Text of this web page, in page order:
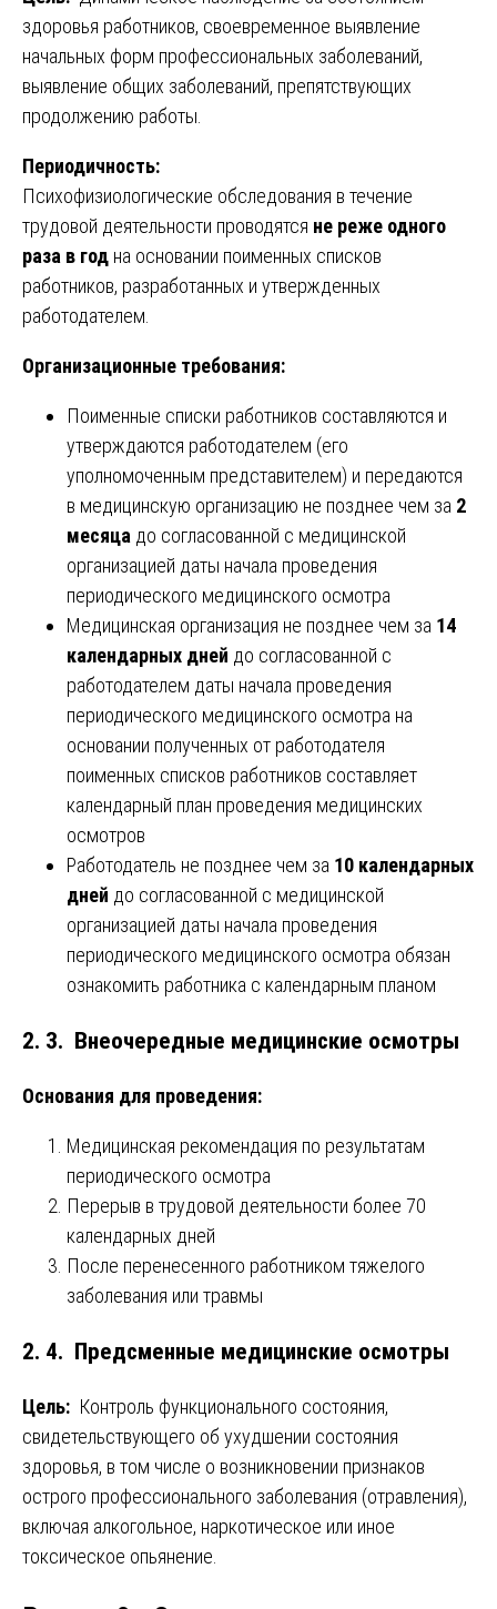
здоровья работников, своевременное выявление
начальных форм профессиональных заболеваний,
выявление общих заболеваний, препятствующих
продолжению работы.
Периодичность:
Психофизиологические обследования в течение
трудовой деятельности проводятся не реже одного
раза в год на основании поименных списков
работников, разработанных и утвержденных
работодателем.
Организационные требования:
Поименные списки работников составляются и
утверждаются работодателем (его
уполномоченным представителем) и передаются
в медицинскую организацию не позднее чем за 2
месяца до согласованной с медицинской
организацией даты начала проведения
периодического медицинского осмотра
Медицинская организация не позднее чем за 14
календарных дней до согласованной с
работодателем даты начала проведения
периодического медицинского осмотра на
основании полученных от работодателя
поименных списков работников составляет
календарный план проведения медицинских
осмотров
Работодатель не позднее чем за 10 календарных
дней до согласованной с медицинской
организацией даты начала проведения
периодического медицинского осмотра обязан
ознакомить работника с календарным планом
2. 3. Внеочередные медицинские осмотры
Основания для проведения:
Медицинская рекомендация по результатам
периодического осмотра
Перерыв в трудовой деятельности более 70
календарных дней
После перенесенного работником тяжелого
заболевания или травмы
2. 4. Предсменные медицинские осмотры
Цель: Контроль функционального состояния,
свидетельствующего об ухудшении состояния
здоровья, в том числе о возникновении признаков
острого профессионального заболевания (отравления),
включая алкогольное, наркотическое или иное
токсическое опьянение.